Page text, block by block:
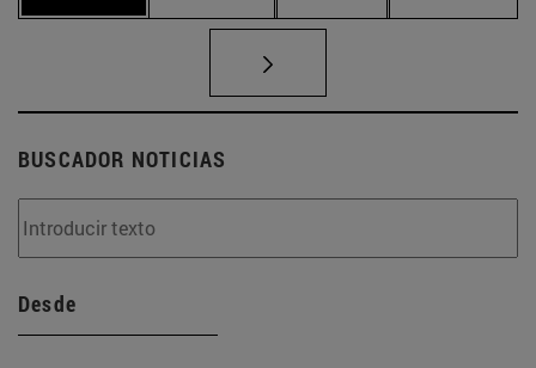
BUSCADOR NOTICIAS
Desde